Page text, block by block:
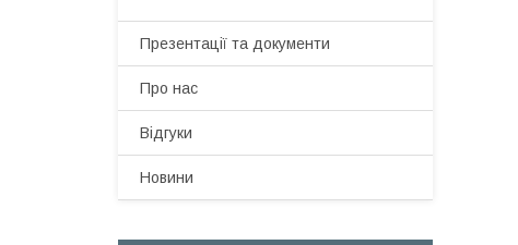
Презентації та документи
Про нас
Відгуки
Новини